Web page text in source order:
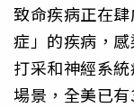
致命疾病正在
症」的疾病，
打采和神經系
場景，全美已